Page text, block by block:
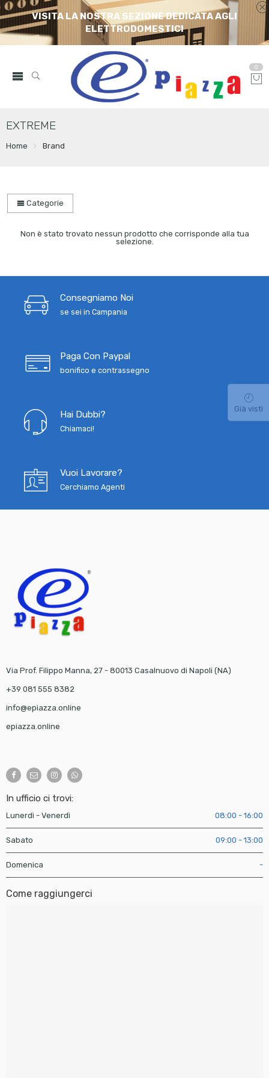
VISITA LA NOSTRA SEZIONE DEDICATA AGLI
ELETTRODOMESTICI
0
EXTREME
Home Brand
Categorie
Non è stato trovato nessun prodotto che corrisponde alla tua
selezione.
Consegniamo Noi
se sei in Campania
Paga Con Paypal
bonifico e contrassegno
Hai Dubbi?
Chiamaci!
Vuoi Lavorare?
Cerchiamo Agenti
Via Prof. Filippo Manna, 27 - 80013 Casalnuovo di Napoli (NA)
+39 081 555 8382
info@epiazza.online
epiazza.online
In ufficio ci trovi:
Lunerdì - Venerdì 08:00 - 16:00
Sabato 09:00 - 13:00
Domenica -
Come raggiungerci
Già visti